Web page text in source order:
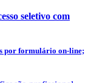
seletivo com
por formulário on-line;